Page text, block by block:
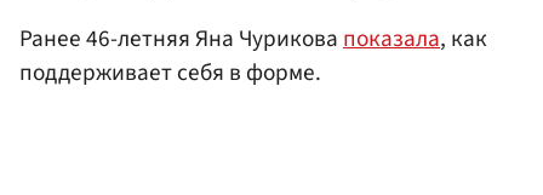
Ранее 46-летняя Яна Чуриковапоказала, как
поддерживает себя в форме.